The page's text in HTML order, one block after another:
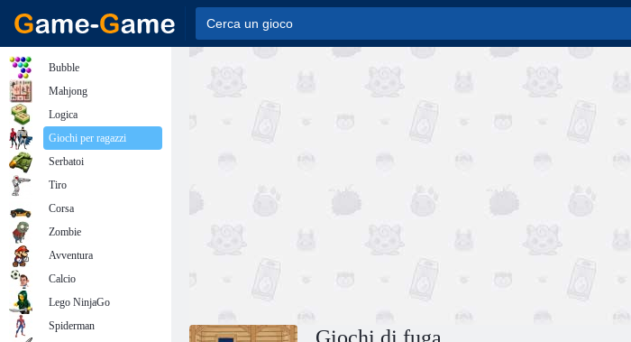
Bubble
Mahjong
Logica
Giochi per ragazzi
Serbatoi
Tiro
Corsa
Zombie
Avventura
Calcio
Lego NinjaGo
Spiderman